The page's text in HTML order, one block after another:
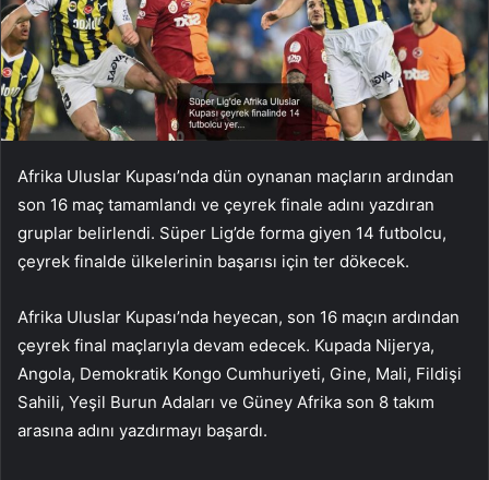
Afrika Uluslar Kupası’nda dün oynanan maçların ardından
son 16 maç tamamlandı ve çeyrek finale adını yazdıran
gruplar belirlendi. Süper Lig’de forma giyen 14 futbolcu,
çeyrek finalde ülkelerinin başarısı için ter dökecek.
Afrika Uluslar Kupası’nda heyecan, son 16 maçın ardından
çeyrek final maçlarıyla devam edecek. Kupada Nijerya,
Angola, Demokratik Kongo Cumhuriyeti, Gine, Mali, Fildişi
Sahili, Yeşil Burun Adaları ve Güney Afrika son 8 takım
arasına adını yazdırmayı başardı.